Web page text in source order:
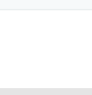
است.
می‌زند